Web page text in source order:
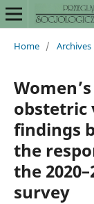
Home / Archives
obstetric
findings
the
the
survey